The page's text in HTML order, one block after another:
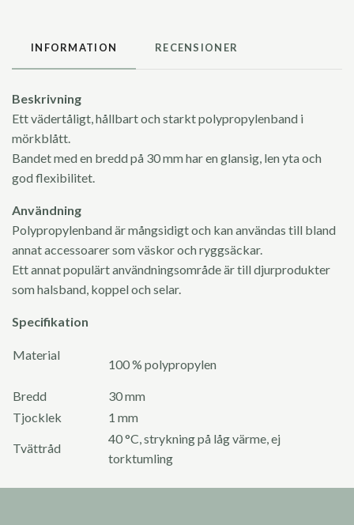
INFORMATION RECENSIONER
Beskrivning
Ett vädertåligt, hållbart och starkt polypropylenband i
mörkblått.
Bandet med en bredd på 30 mm har en glansig, len yta och
god flexibilitet.
Användning
Polypropylenband är mångsidigt och kan användas till bland
annat accessoarer som väskor och ryggsäckar.
Ett annat populärt användningsområde är till djurprodukter
som halsband, koppel och selar.
Specifikation
Material
100 % polypropylen
Bredd
30 mm
Tjocklek
1 mm
Tvättråd
40 °C, strykning på låg värme, ej
torktumling